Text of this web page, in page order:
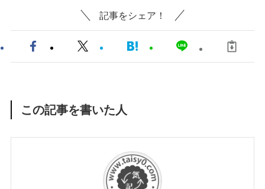
記事をシェア！
この記事を書いた人